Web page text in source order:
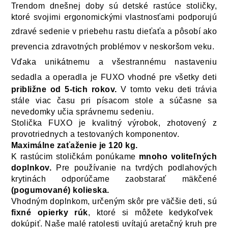
S-LINE SUE46
SUE34 zelená
V-LINE SUE46
SUE34 zelená
S-LINE SUE41
bordová
S-LINE SUE29
SUE109
Trendom dnešnej doby sú detské rastúce stoličky,
ktoré svojimi ergonomickými vlastnosťami podporujú
zdravé sedenie v priebehu rastu dieťaťaa pôsobí ako
prevencia zdravotných problémov v neskoršom veku.
Vďaka unikátnemu a všestrannému nastaveniu
sedadla a operadla je FUXO vhodné pre všetky deti
približne od 5-tich rokov. V tomto veku deti trávia
stále viac času pri písacom stole a súčasne sa
nevedomky učiasprávnemu sedeniu.
Stolička
FUXO je kvalitný výrobok, zhotovený z
provotriednych a testovaných komponentov.
Maximálne zaťaženie je 120 kg.
K rastúcim stoličkám ponúkame mnoho voliteľných
doplnkov. Pre používanie na tvrdých podlahových
krytinách odporúčame zaobstarať mäkčené
(pogumované) kolieska.
Vhodným doplnkom, určeným skôr pre väčšie deti, sú
fixné opierky rúk, ktoré si môžete kedykoľvek
dokúpiť. Naše malé ratolesti uvítajú aretačný kruh pre